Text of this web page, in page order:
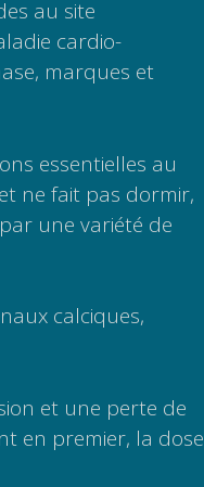
au site
cardio-
marques et
essentielles au
ne fait pas dormir,
une variété de
calciques,
et une perte de
en premier, la dose